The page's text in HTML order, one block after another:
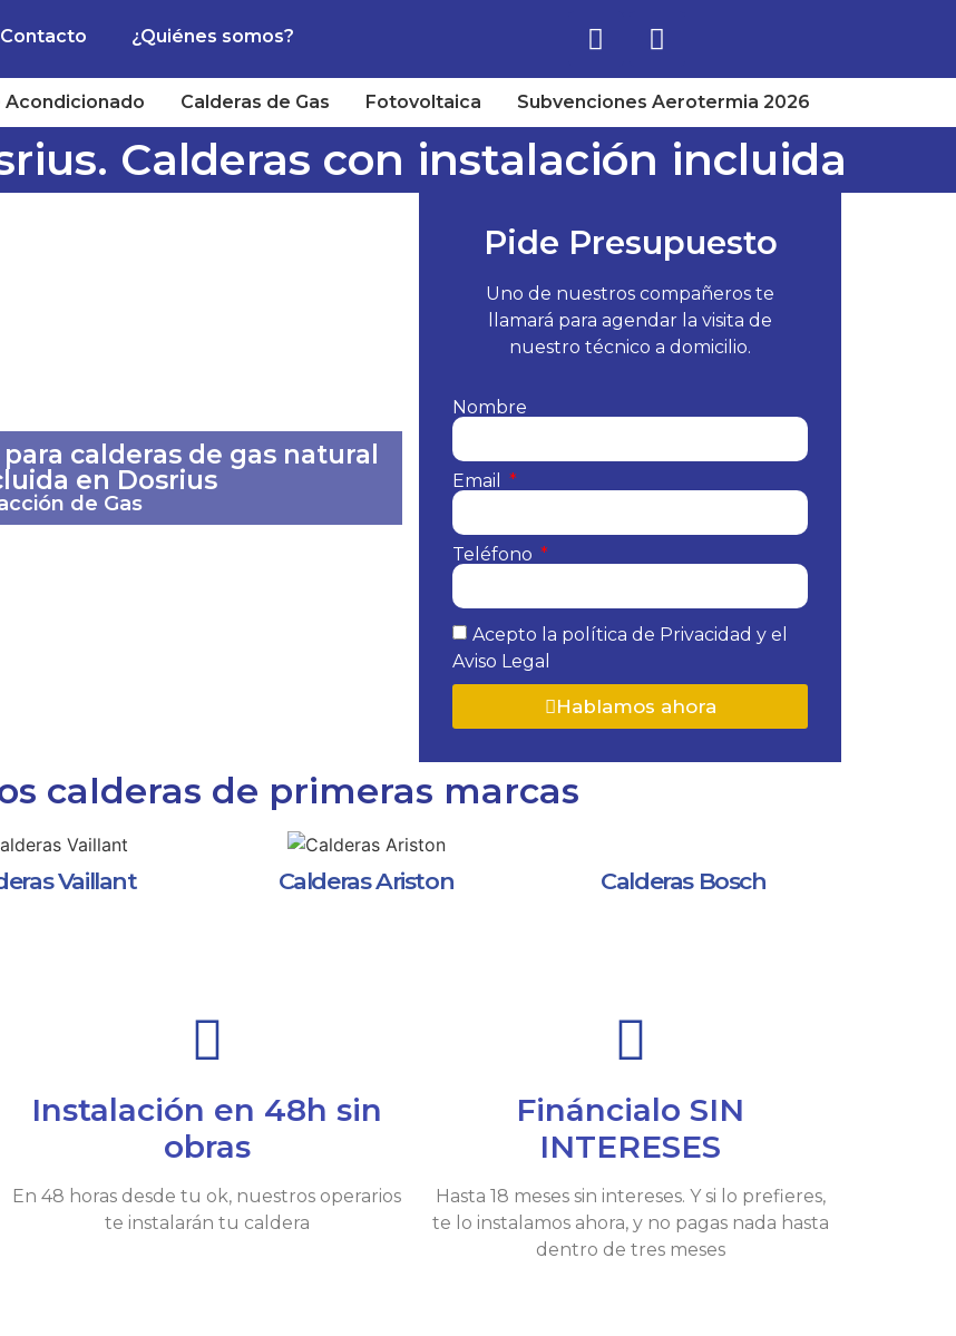
Contacto ¿Quiénes somos?
Acondicionado Calderas de Gas Fotovoltaica Subvenciones Aerotermia 2026
Calderas con instalación incluida
calderas de gas natural
en Dosrius
de Gas
Pide Presupuesto
Uno de nuestros compañeros te
llamará para agendar la visita de
nuestro técnico a domicilio.
Nombre
Email
Teléfono
Acepto la política de Privacidad y el
Aviso Legal
Hablamos ahora
calderas de primeras marcas
Vaillant Calderas Ariston Calderas Bosch
Instalación en 48h sin
obras
En 48 horas desde tu ok, nuestros operarios
te instalarán tu caldera
Fináncialo SIN
INTERESES
Hasta 18 meses sin intereses. Y si lo prefieres,
te lo instalamos ahora, y no pagas nada hasta
dentro de tres meses